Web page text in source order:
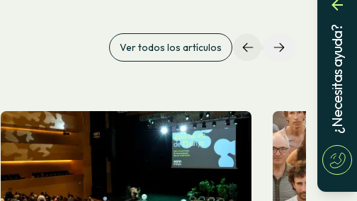
Ver todos los artículos ¿Necesitas ayuda?